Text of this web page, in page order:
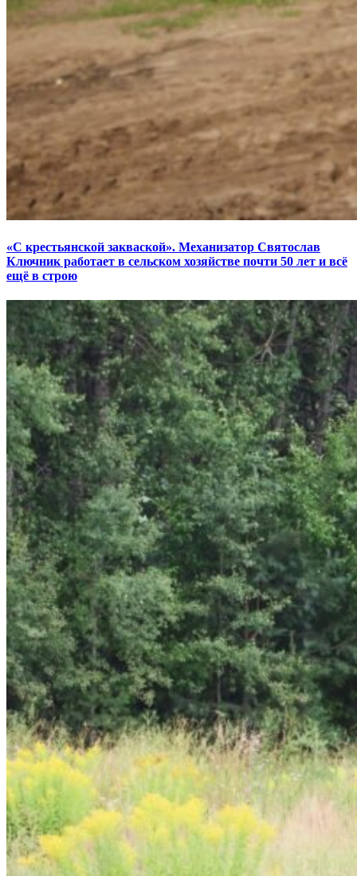
«С крестьянской закваской». Механизатор Святослав
Ключник работает в сельском хозяйстве почти 50 лет и всё
ещё в строю